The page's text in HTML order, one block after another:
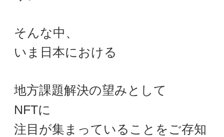
そんな中、
いま日本における
地方課題解決の望みとして
NFTに
注目が集まっていることをご存知